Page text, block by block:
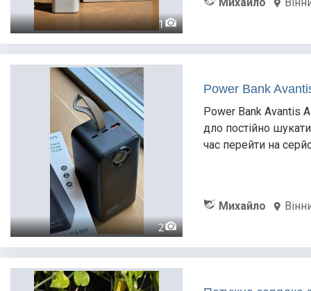
1
2
Power Bank
Power Bank Avantis
дло постійно
час перейти на
Михайло